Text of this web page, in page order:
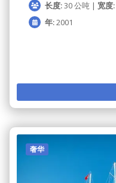
长度:30 公吨 | 宽度:
年:2001
奢华